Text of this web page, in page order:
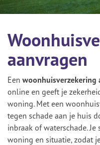
aanvragen
Een woonhuisverzekering
online en geeft je
woning. Met een
tegen schade aan je huis
inbraak of waterschade.
woning en situatie, zodat